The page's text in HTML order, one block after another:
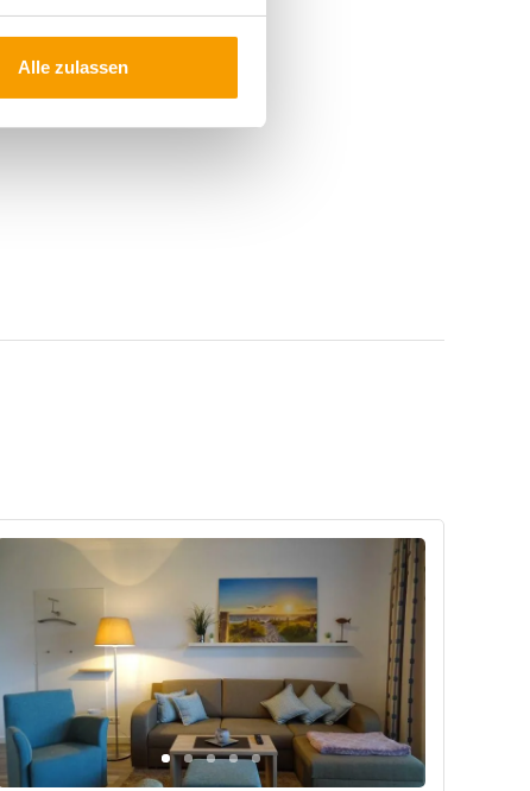
Alle zulassen